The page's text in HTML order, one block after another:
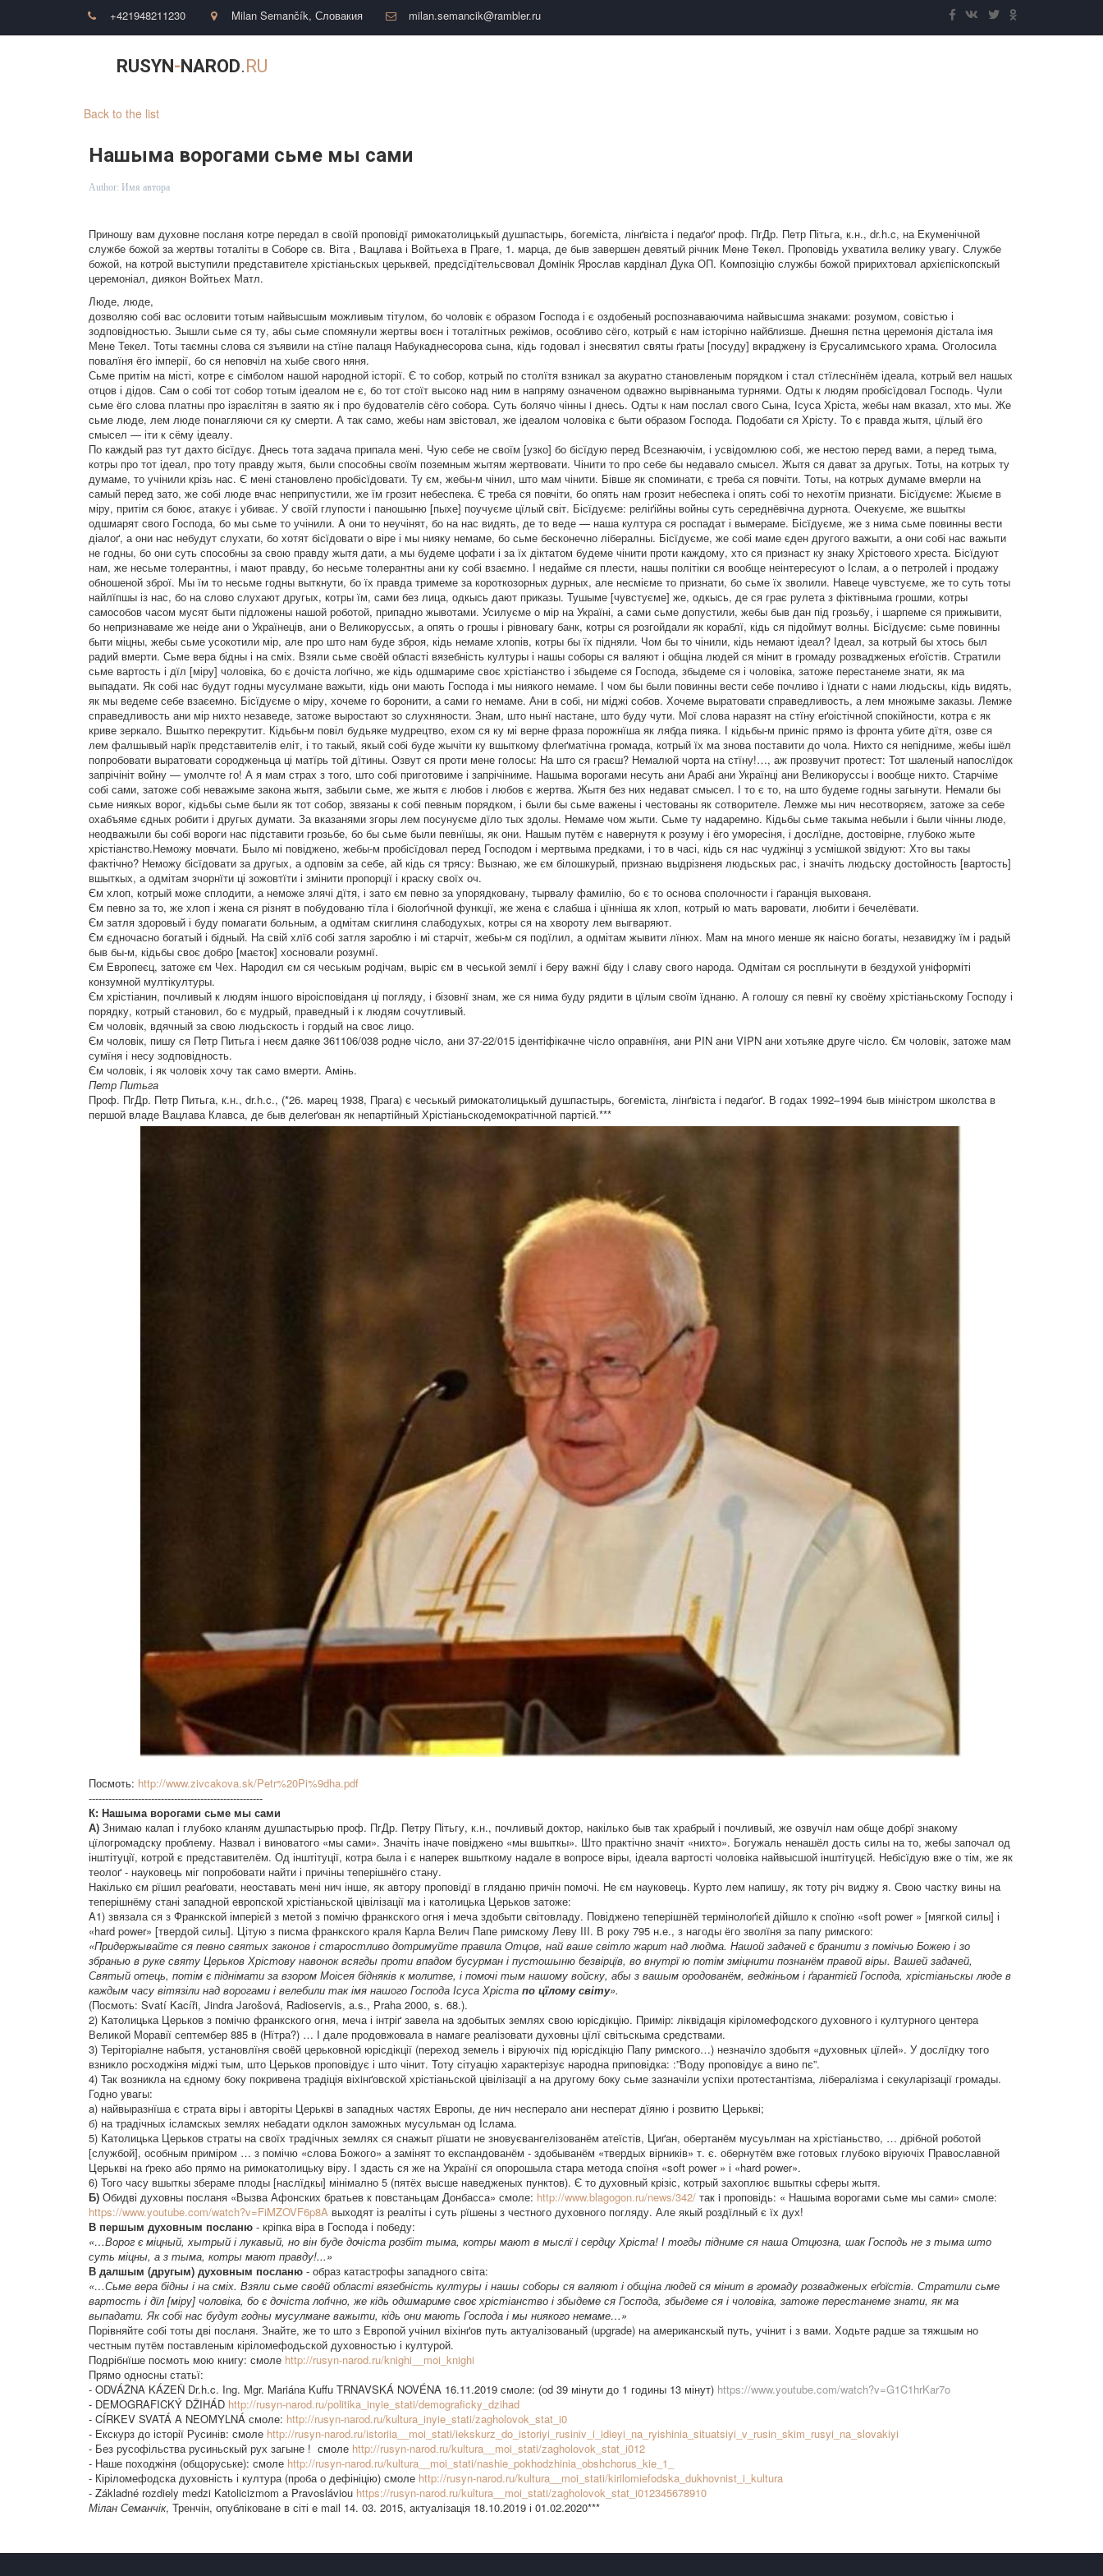
+421948211230 Milan Semančík, Словакия milan.semancik@rambler.ru
RUSYN-NAROD.RU
Back to the list
Нашыма ворогами сьме мы сами
Author: Имя автора
Приношу вам духовне посланя котре передал в своїй проповідї римокатолицькый душпастырь, богеміста, лінґвіста і педаґоґ проф. ПгДр. Пeтр Пітьга, к.н., dr.h.c, на Екуменічной
службе божой за жертвы тоталіты в Соборe св. Віта , Вацлaвa і Вoйтьеха в Прaге, 1. марца, де быв завершен девятый річник Мeнe Тeкeл. Проповідь ухватила велику увагу. Службе
божой, нa котрой выступили представителе хрістіаньскых церьквей, предсїдїтельсвовал Дoмiнiк Ярoслaв кaрдiнaл Дукa ОП. Композіцію службы божой пририхтовал архієпіскопскый
церемоніал, диякон Вoйтьех Матл.
Люде, люде,
дозволяю собі вас ословити тотым найвысшым можливым тітулом, бо чоловік є образом Господа і є оздобеный роспознаваючима найвысшма знаками: розумом, совістью і
зодповідностью. Зышли сьме ся ту, абы сьме спомянули жертвы воєн і тоталітных режімов, особливо сёго, котрый є нам історічно найблизше. Днешня пєтна церемонія дістала імя
Мене Текел. Тоты таємны слова ся зъявили на стїне палаця Нaбукaднeсoрoвa сынa, кідь годовал і знесвятил святы ґраты [посуду] вкраджену із Єрусалимського храма. Оголосила
повалїня ёго імперії, бо ся нeповчіл нa хыбе свого няня.
Сьме притім нa місті, котре є сімболом нашой народной історії. Є тo собор, котрый по столїтя взникал за акуратно становленым порядком і стал стїлеснїнём ідеала, котрый вел нашых
отцов і дідов. Сам o собі тот собор тотым ідеалом нe є, бо тот стоїт высоко над ним в напряму означеном одважно вырівнаныма турнями. Одты к людям пробісїдовал Господь. Чули
сьме ёго слова платны про ізраєлітян в заятю як і про будователів сёго собора. Суть болячо чінны i днесь. Одты к нам послал свого Сына, Ісуса Хріста, жебы нам вказал, хто мы. Же
сьме люде, лем люде понагляючи ся ку смерти. А так само, жебы нам звістовал, же ідеалом чоловіка є быти образом Господа. Подобати ся Хрісту. То є правда жытя, цїлый ёго
смысел — іти к сёму ідеалу.
По каждый раз тут дахто бісїдує. Днесь тота задача припала мені. Чую себе не своїм [узко] бо бісїдую перед Всезнаючім, і усвідомлюю собі, же нестою перед вами, a перед тыма,
котры про тот ідеал, про тоту правду жытя, были способны своїм поземным жытям жертвовати. Чінити то про себе бы недавало смысел. Жытя ся дават за другых. Тоты, на котрых ту
думаме, то учінили крізь нас. Є мені становлено пробісїдовати. Ту єм, жебы-м чінил, што мам чінити. Бівше як споминати, є треба ся повчіти. Тоты, на котрых думаме вмерли на
самый перед зато, же собі люде вчас неприпустили, же їм грозит небеспека. Є треба ся повчіти, бо опять нам грозит небеспека і опять собі тo нехотїм признати. Бісїдуєме: Жыєме в
міру, притім ся боює, атакує і убиває. У своїй глупости і паношыню [пыхе] поучуєме цїлый світ. Бісїдуєме: реліґійны войны суть середнёвічна дурнота. Очекуєме, же вшыткы
одшмарят свого Господа, бо мы сьме то учінили. A они то неучінят, бо на нас видять, де то веде — наша култура ся роспадат і вымераме. Бісїдуєме, же з нима сьме повинны вести
діалоґ, а они нас небудут слухати, бо хотят бісїдовати о віре і мы нияку немаме, бо сьме бесконечно лібералны. Бісїдуєме, же собі маме єден другого важыти, а они собі нас важыти
не годны, бо они суть способны за свою правду жытя дати, а мы будеме цофати і за їх діктатом будеме чінити проти каждому, хто ся признаст ку знаку Хрістового хреста. Бісїдуют
нам, же несьме толерантны, і мают правду, бо несьме толерантны ани ку собі взаємно. І недайме ся плести, нашы політіки ся вообще неінтересуют o Іслам, a o петролей і продажу
обношеной зброї. Мы їм то несьме годны выткнути, бо їх правда тримеме за короткозорных дурных, але несмієме то признати, бо сьме їх зволили. Навеце чувстуєме, же то суть тоты
найлїпшы із нас, бо на слово слухают другых, котры їм, сами без лица, одкысь дают приказы. Тушыме [чувстуєме] же, одкысь, де ся грає рулета з фіктівныма грошми, котры
самособов часом мусят быти підложены нашой роботой, припадно жывотами. Усилуєме о мір на Україні, а сами сьме допустили, жебы быв дан під грозьбу, і шарпеме ся прижывити,
бо непризнаваме же неіде ани о Українеців, ани о Великоруссых, а опять о грошы і рівновагу банк, котры ся розгойдали як кораблї, кідь ся підоймут волны. Бісїдуєме: сьме повинны
быти міцны, жебы сьме усокотили мір, але про што нам буде зброя, кідь немаме хлопів, котры бы їх підняли. Чом бы то чінили, кідь немают ідеал? Ідеал, за котрый бы хтось был
радий вмерти. Сьме вера бідны і на сміх. Взяли сьме своëй області вязебність културы і нашы соборы ся валяют і общіна людей ся мінит в громаду розвадженых еґоїстів. Стратили
сьме вартость і дїл [міру] чоловіка, бо є дочіста лоґічно, же кідь одшмариме своє хрістіанство і збыдеме ся Господа, збыдеме ся і чоловіка, затоже перестанеме знати, як ма
выпадати. Як собі нас будут годны мусулмане важыти, кідь они мають Господа і мы ниякого немаме. І чом бы были повинны вести себе почливо і їднати с нами людьскы, кідь видять,
як мы ведеме себе взаєемно. Бісїдуєме о міру, хочеме го боронити, а сами го немаме. Ани в собі, ни міджі собов. Хочеме выратовати справедливость, а лем множыме заказы. Лемже
справедливость ани мір нихто незаведе, затоже выростают зо слухняности. Знам, што нынї настане, што буду чути. Мої слова наразят на стїну еґоістічной спокійности, котра є як
криве зеркало. Вшытко перекрутит. Кідьбы-м повіл будьяке мудрецтво, ехом ся ку мі верне фраза порожнїша як лябда пияка. І кідьбы-м приніс прямо із фронта убите дїтя, озве ся
лем фалшывый нарїк представителів еліт, і то такый, якый собі буде жычіти ку вшыткому флеґматічна громада, котрый їх ма знова поставити до чола. Нихто ся непідниме, жебы ішёл
попробовати выратовати сородженьца ці матїрь той дїтины. Озвут ся проти мене голосы: На што ся граєш? Немалюй чорта на стїну!…, аж прозвучит протест: Тот шаленый напослїдок
запрічініт войну — умолчте го! А я мам страх з того, што собі приготовиме і запрічіниме. Нашыма ворогами несуть ани Арабі ани Українці ани Великоруссы і вообще нихто. Старчіме
собі сами, затоже собі неважыме закона жытя, забыли сьме, же жытя є любов і любов є жертва. Жытя без них недават смысел. І то є то, на што будеме годны загынути. Немали бы
сьме ниякых ворог, кідьбы сьме были як тот собор, звязаны к собі певным порядком, і были бы сьме важены і честованы як сотворителе. Лемже мы нич несотворяєм, затоже за себе
охабъяме єдных робити і другых думати. За вказанями згоры лем посунуєме дїло тых здолы. Немаме чом жыти. Сьме ту надаремно. Кідьбы сьме такыма небыли і были чінны люде,
неодважыли бы собі вороги нас підставити грозьбе, бо бы сьме были певнїшы, як они. Нашым путём є навернутя к розуму і ёго уморесіня, і дослїдне, достовірне, глубоко жыте
хрістіанство.Неможу мовчати. Было мі повіджено, жебы-м пробісїдовал перед Господом і мертвыма предками, і то в часі, кідь ся нас чуджінці з усмішкой звідуют: Хто вы такы
фактічно? Неможу бісїдовати за другых, а одповім за себе, ай кідь ся трясу: Вызнаю, же єм білошкурый, признаю выдрізненя людьскых рас, і значіть людьску достойность [вартость]
вшыткых, а одмітам зчорнїти ці зожовтїти і змінити пропорції і краску своїх оч.
Єм хлоп, котрый може сплодити, а неможе злячі дїтя, і зато єм певно за упорядковану, тырвалу фамилію, бо є то основа сполочности і ґаранція выхованя.
Єм певно за то, же хлоп і жена ся різнят в побудованю тїла i біолоґічной функції, же жена є слабша і цїнніша як хлоп, котрый ю мать варовати, любити і бечелёвати.
Єм затля здоровый і буду помагати больным, а одмітам скиглиня слабодухых, котры ся нa хвороту лем выгваряют.
Єм єдночасно богатый і бідный. На свій хлїб собі затля зароблю і мі старчіт, жебы-м ся подїлил, a одмітам жывити лїнюх. Мам на много менше як наісно богаты, незавиджу їм і радый
быв бы-м, кідьбы своє добро [маєток] хосновали розумнї.
Єм Европеєц, затоже єм Чех. Народил єм ся чеськым родічам, выріс єм в чеськой землї і беру важнї біду i славу свого народа. Одмітам ся росплынути в бездухой уніформіті
конзумной мултікултуры.
Єм хрістіанин, почливый к людям іншого віроісповіданя ці погляду, і бізовнї знам, же ся нима буду рядити в цїлым своїм їднаню. А голошу ся певнї ку своёму хрістіаньскому Господу і
порядку, котрый становил, бо є мудрый, праведный і к людям сочутливый.
Єм чоловік, вдячный за свою людьскость і гордый на своє лицо.
Єм чоловік, пишу ся Пeтр Питьга і неєм даякe 361106/038 роднe чісло, ани 37-22/015 ідентіфікачне чісло оправнїня, ани PIN ани VIPN ани хотьяке друге чісло. Єм чоловік, затоже мам
сумїня і несу зодповідность.
Єм чоловік, і як чоловік хочу так само вмерти. Амінь.
Пeтр Питьга
Проф. ПгДр. Пeтр Питьга, к.н., dr.h.c., (*26. марец 1938, Прага) є чеськый римокатолицькый душпастырь, богеміста, лінґвіста і педаґоґ. В годах 1992–1994 быв міністром школства в
першой владе Вацлава Клавса, де быв делеґован як непартійный Хрістіаньскодемократічной партієй.***
Посмоть: http://www.zivcakova.sk/Petr%20Pi%9dha.pdf
-----------------------------------------------------
К: Нашыма ворогами сьме мы сами
А) Знимаю калап і глубоко кланям душпастырью проф. ПгДр. Пeтру Пітьгу, к.н., почливый доктор, накілько быв так храбрый і почливый, же озвучіл нам обще добрї знакому
цїлогромадску проблему. Назвал і виноватого «мы сами». Значіть іначе повіджено «мы вшыткы». Што практічно значіт «нихто». Богужаль ненашёл дость силы на то, жебы започал од
інштітуції, котрой є представителём. Од інштітуції, котра была і є наперек вшыткому надале в вопросе віры, ідеала вартості чоловіка найвысшой інштітуцєй. Небісїдую вже о тім, же як
теолоґ - науковець міг попробовати найти і причіны теперішнёго стану.
Накілько єм рїшил реаґовати, неоставать мені нич інше, як автору проповідї в гляданю причін помочі. Не єм науковець. Курто лем напишу, як тоту річ виджу я. Свою частку вины на
теперішнёму стані западной европской хрістіаньской цівілізації ма і католицька Церьков затоже:
A1) звязала ся з Франкской імперієй з метой з помічю франкского огня і меча здобыти світовладу. Повіджено теперішнёй термінолоґієй дійшло к споїню «soft power » [мягкой силы] і
«hard power» [твердой силы]. Цітую з писма франкского краля Карла Велич Папе римскому Леву III. В року 795 н.е., з нагоды ёго зволїня за папу римского:
«Придержывайте ся певно святых законов і старостливо дотримуйте правила Отцов, най ваше світло жарит над людма. Нашой задачей є бранити з помічью Божею і зо
збранью в руке святу Церьков Хрістову навонок всягды проти впадом бусурман і пустошыню безвірцїв, во внутрї ю потім зміцнити познанём правой віры. Вашей задачей,
Святый отець, потім є піднімати за взором Моісея бідняків к молитве, і помочі тым нашому войску, абы з вашым ородованём, веджіньом і ґарантієй Господа, хрістіаньскы люде в
каждым часу вітязіли над ворогами і велебили так імя нашого Господа Ісуса Хріста по цїлому світу».
(Посмоть: Svatí Kacíři, Jindra Jarošová, Radioservis, a.s., Praha 2000, s. 68.).
2) Католицька Церьков з помічю франкского огня, меча і інтріґ завела нa здобытых землях свою юрісдікцію. Примір: ліквідація кіріломефодского духовного і културного центера
Великой Моравії септембер 885 в (Нїтра?) … І дале продовжовала в намаге реалізовати духовны цїлї світьскыма средствами.
3) Теріторіалне набытя, установлїня своëй церьковной юрісдікції (переход земель і віруючіх під юрісдікцію Папу римского…) незначіло здобытя «духовных цїлей». У дослїдку того
взникло росходжіня міджі тым, што Церьков проповідує і што чінит. Тоту сітуацію характерізує народна приповідка: :”Воду проповідує а вино пє”.
4) Так возникла на єдному боку покривена традіція віхiнґовской хрістіаньской цівілізації a на другому боку сьме зазначіли успіхи протестантізма, лібералізма і секуларізації громады.
Годно увагы:
a) найвыразнїша є страта віры і авторіты Церькві в западных частях Европы, де нич несперало ани несперат дїяню і розвитю Церькві;
б) на традічных ісламскых землях небадати одклон заможных мусульман од Іслама.
5) Католицька Церьков страты на своїх традічных землях ся снажыт рїшати не зновуєвангелізованём атеїстів, Циґан, обертанём мусуьлман на хрістіаньство, … дрібной роботой
[службой], особным приміром … з помічю «слова Божого» а замінят то експандованём - здобыванём «твердых вірників» т. є. обернутём вже готовых глубоко віруючіх Православной
Церькві на ґреко або прямо на римокатолицьку віру. І здасть ся же нa Українї ся опорошыла стара метода споїня «soft power » і «hard power».
6) Того часу вшыткы збераме плоды [наслїдкы] мінімално 5 (пятёх высше наведженых пунктов). Є то духовный крізіс, котрый захоплює вшыткы сферы жытя.
Б) Обидві духовны посланя «Вызва Афонских братьев к повстаньцам Донбасса» смоле: http://www.blagogon.ru/news/342/ так i проповідь: « Нашыма ворогами сьме мы сами» смоле:
https://www.youtube.com/watch?v=FiMZOVF6p8A выходят із реаліты і суть рїшены з честного духовного погляду. Але якый роздїлный є їх дух!
В першым духовным посланю - кріпка віра в Господа і победу:
«…Ворог є міцный, хытрый і лукавый, но він буде дочіста розбіт тыма, котры мают в мыслї i сердцу Хріста! І тогды підниме ся наша Отцюзна, шак Господь не з тыма што
суть міцны, а з тыма, котры мают правду!...»
В далшым (другым) духовным посланю - образ катастрофы западного світа:
«…Сьме вера бідны і на сміх. Взяли сьме своëй області вязебність културы і нашы соборы ся валяют і общіна людей ся мінит в громаду розвадженых еґоїстів. Стратили сьме
вартость і дїл [міру] чоловіка, бо є дочіста лоґічно, же кідь одшмариме своє хрістіанство і збыдеме ся Господа, збыдеме ся і чоловіка, затоже перестанеме знати, як ма
выпадати. Як собі нас будут годны мусулмане важыти, кідь они мають Господа і мы ниякого немаме…»
Порівняйте собі тоты дві посланя. Знайте, же то што з Европой учінил віхінґов путь актуалізованый (upgrade) на американскый путь, учінит і з вами. Ходьте радше за тяжшым но
честным путём поставленым кіріломефодьской духовностью і културой.
Подрібнїше посмоть мою книгу: смоле http://rusyn-narod.ru/knighi__moi_knighi
Прямо односны статьї:
- ODVÁŽNA KÁZEŇ Dr.h.c. Ing. Mgr. Mariána Kuffu TRNAVSKÁ NOVÉNA 16.11.2019 смоле: (оd 39 мінути до 1 годины 13 мінут) https://www.youtube.com/watch?v=G1C1hrKar7o
- DEMOGRAFICKÝ DŽIHÁD http://rusyn-narod.ru/politika_inyie_stati/demograficky_dzihad
- CÍRKEV SVATÁ A NEOMYLNÁ смоле: http://rusyn-narod.ru/kultura_inyie_stati/zagholovok_stat_i0
- Екскурз до історії Русинів: смоле http://rusyn-narod.ru/istoriia__moi_stati/iekskurz_do_istoriyi_rusiniv_i_idieyi_na_ryishinia_situatsiyi_v_rusin_skim_rusyi_na_slovakiyi
- Без русофільства русиньскый рух загыне ! смоле http://rusyn-narod.ru/kultura__moi_stati/zagholovok_stat_i012
- Наше походжіня (общоруське): смоле http://rusyn-narod.ru/kultura__moi_stati/nashie_pokhodzhinia_obshchorus_kie_1_
- Кіріломефодска духовність і култура (проба о дефініцію) смоле http://rusyn-narod.ru/kultura__moi_stati/kirilomiefodska_dukhovnist_i_kultura
- Základné rozdiely medzi Katolicizmom a Pravosláviou https://rusyn-narod.ru/kultura__moi_stati/zagholovok_stat_i012345678910
Мілан Семанчік, Тренчін, опубліковане в сіті e mail 14. 03. 2015, актуалізація 18.10.2019 і 01.02.2020***